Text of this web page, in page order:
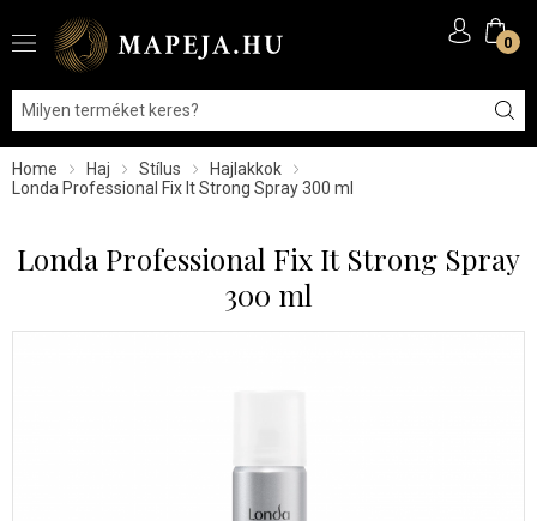
0
Home Haj Stílus
Hajlakkok
Londa Professional Fix It Strong Spray 300 ml
Londa Professional Fix It Strong Spray
300 ml